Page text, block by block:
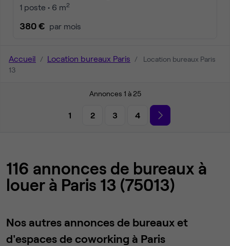
1 poste • 6 m2
380 € par mois
Accueil Location bureaux Paris
Location bureaux Paris
13
Annonces 1 à 25
1 2 3 4
116 annonces de bureaux à
louer à Paris 13 (75013)
Nos autres annonces de bureaux et
d'espaces de coworking à Paris